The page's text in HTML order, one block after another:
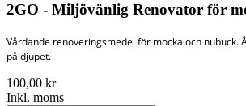
2GO - Miljövänlig Renovator för
Vårdande renoveringsmedel för mocka och nubuck.
på djupet.
100,00 kr
Inkl. moms